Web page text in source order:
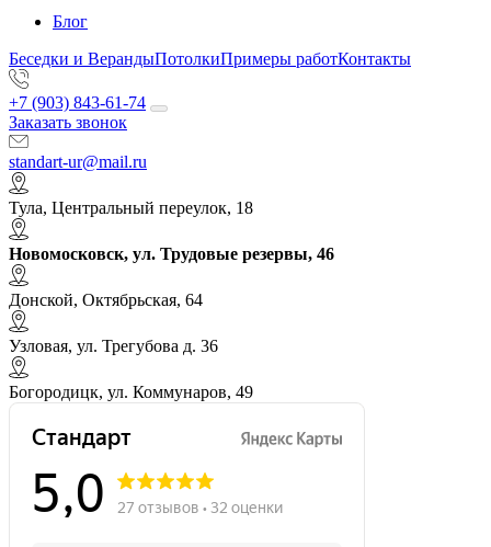
Блог
Беседки и ВерандыПотолкиПримеры работКонтакты
+7 (903) 843-61-74
Заказать звонок
standart-ur@mail.ru
Тула, Центральный переулок, 18
Новомосковск, ул. Трудовые резервы, 46
Донской, Октябрьская, 64
Узловая, ул. Трегубова д. 36
Богородицк, ул. Коммунаров, 49